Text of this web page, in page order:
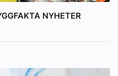
NYHETER